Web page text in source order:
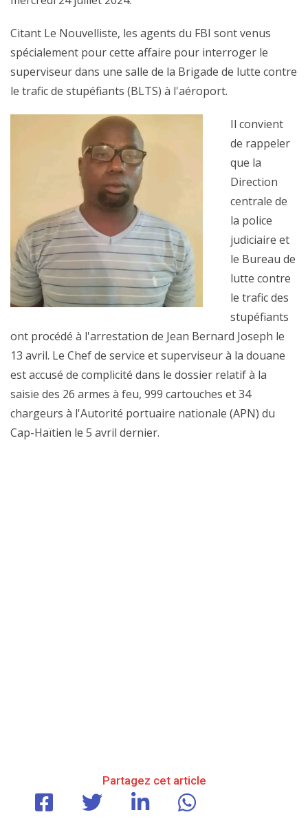
Citant Le Nouvelliste, les agents du FBI sont venus
spécialement pour cette affaire pour interroger le
superviseur dans une salle de la Brigade de lutte contre
le trafic de stupéfiants (BLTS) à l'aéroport.
Il convient
de rappeler
que la
Direction
centrale de
la police
judiciaire et
le Bureau de
lutte contre
le trafic des
stupéfiants
ont procédé à l'arrestation de Jean Bernard Joseph le
13 avril. Le Chef de service et superviseur à la douane
est accusé de complicité dans le dossier relatif à la
saisie des 26 armes à feu, 999 cartouches et 34
chargeurs à l'Autorité portuaire nationale (APN) du
Cap-Haïtien le 5 avril dernier.
Partagez cet article